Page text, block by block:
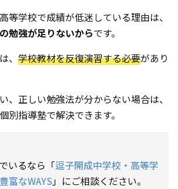
等学校で成績が低迷している理由は、
勉強が足りないからです。
、 学校教材を反復演習する必要があり
、正しい勉強法が分からない場合は、
別指導塾で解決できます。
いるなら「逗子開成中学校・高等学
富なWAYS」にご相談ください。